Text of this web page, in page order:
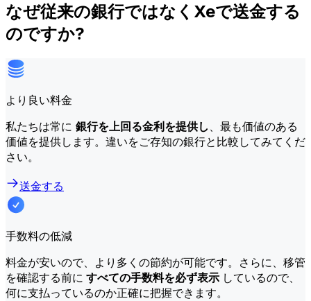
なぜ従来の銀行ではなくXeで送金する
のですか?
より良い料金
私たちは常に 銀行を上回る金利を提供し 、最も価値のある
価値を提供します。違いをご存知の銀行と比較してみてくだ
さい。
送金する
手数料の低減
料金が安いので、より多くの節約が可能です。さらに、移管
を確認する前に すべての手数料を必ず表示 しているので、
何に支払っているのか正確に把握できます。